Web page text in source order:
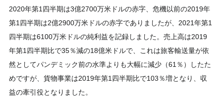
2020年第1四半期は3億2700万米ドルの赤字、危機以前の2019年
第1四半期は2億2900万米ドルの赤字でありましたが、2021年第1
四半期は6100万米ドルの純利益を記録しました。売上高は2019
年第1四半期比で35％減の18億米ドルで、これは旅客輸送量が依
然としてパンデミック前の水準よりも大幅に減少（61％）したた
めですが、貨物事業は2019年第1四半期比で103％増となり、収
益の牽引役となりました。